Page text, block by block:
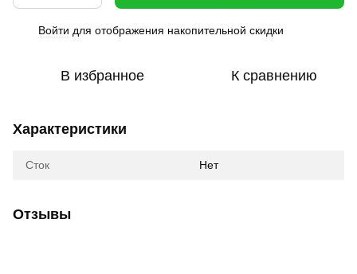
Войти для отображения накопительной скидки
В избранное К сравнению
Характеристики
Сток Нет
Отзывы